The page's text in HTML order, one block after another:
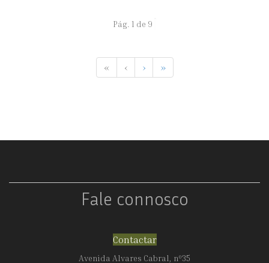
Pág. 1 de 9
« ‹ › »
Fale connosco
Contactar
Avenida Alvares Cabral, nº35